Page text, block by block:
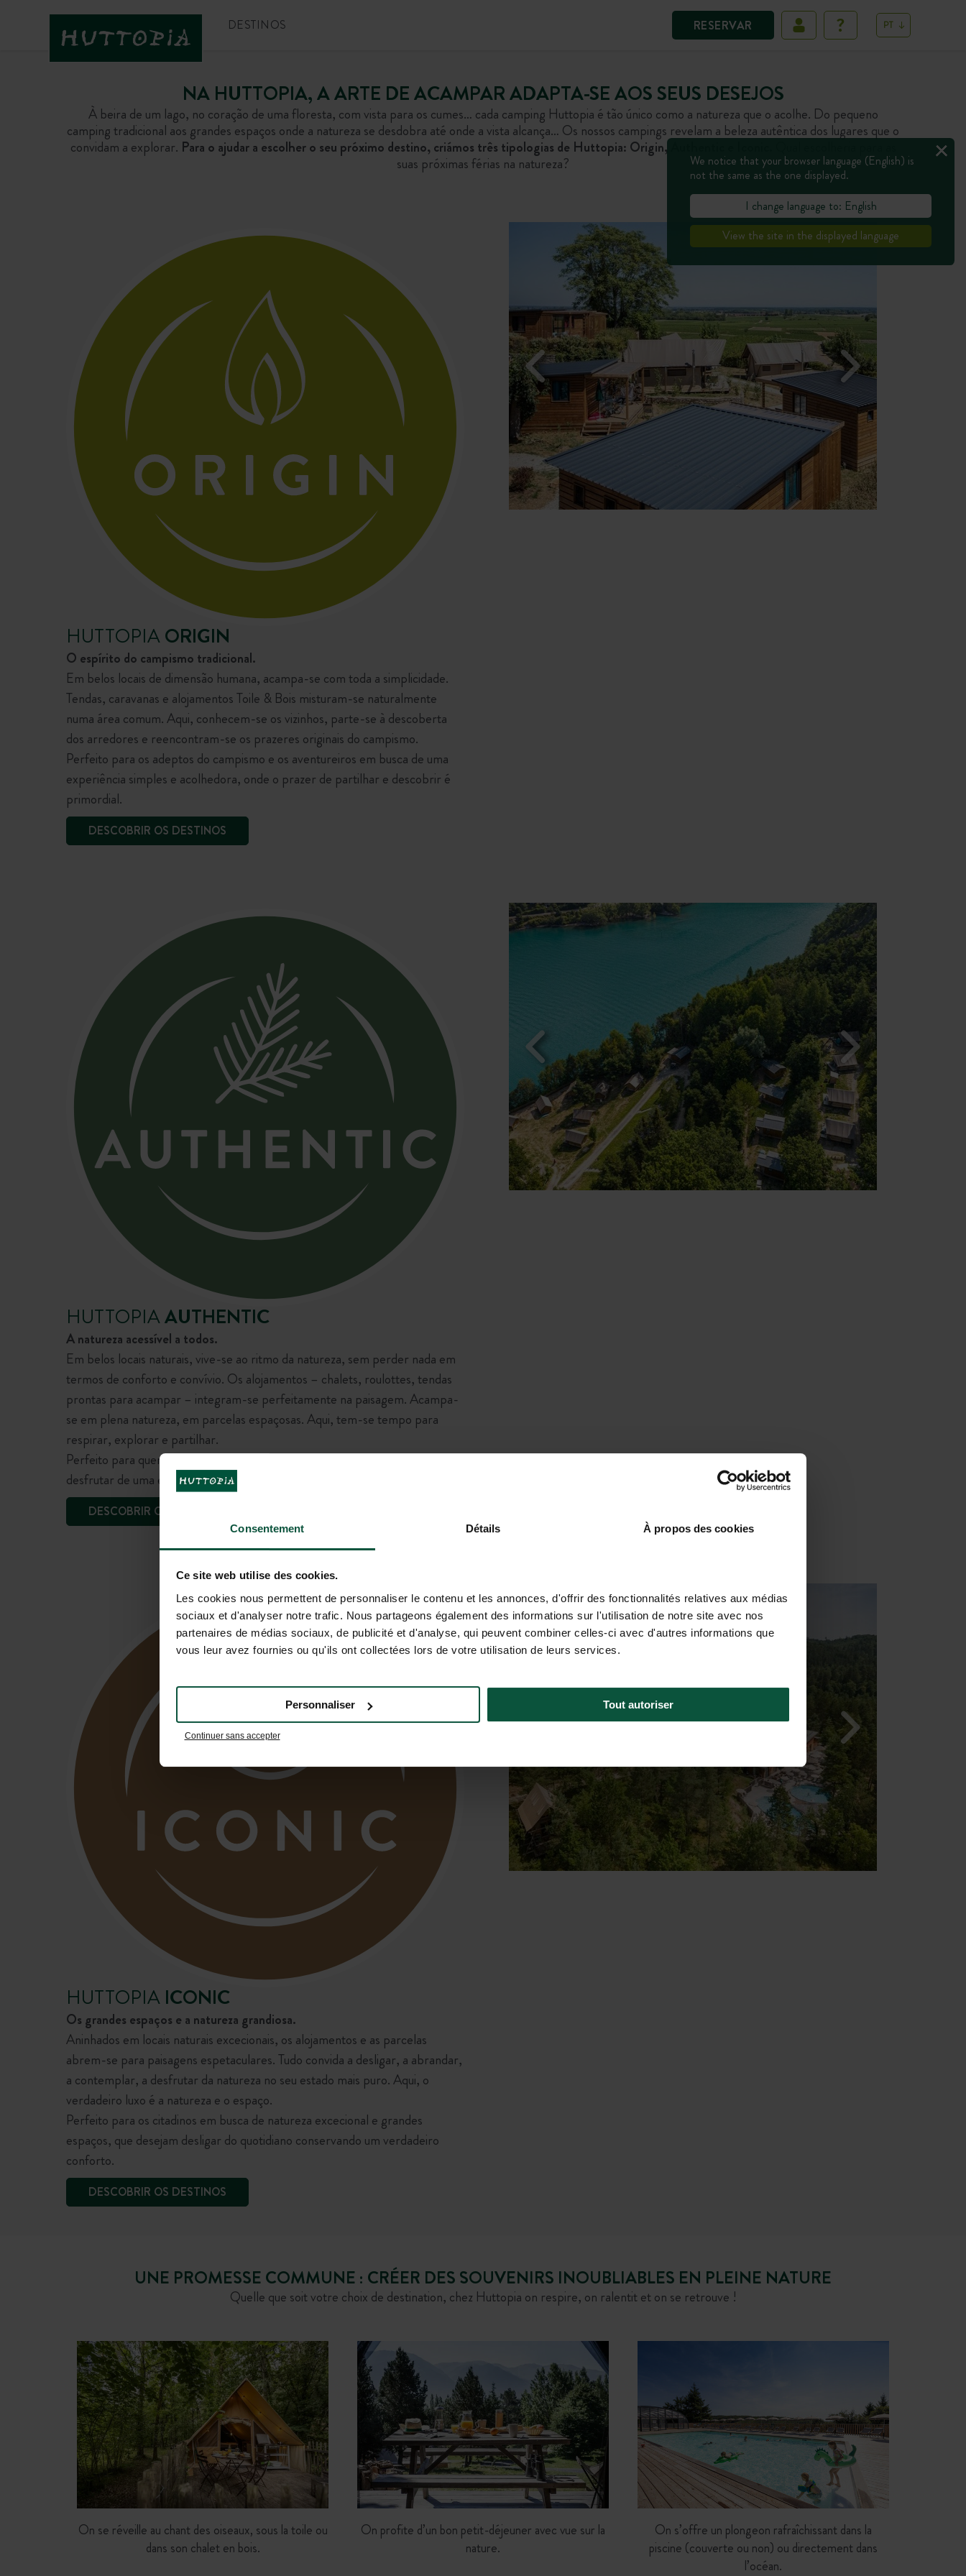
Consentement Détails À propos des cookies
Ce site web utilise des cookies.
Les cookies nous permettent de personnaliser le contenu et les annonces, d'offrir des fonctionnalités relatives aux médias
sociaux et d'analyser notre trafic. Nous partageons également des informations sur l'utilisation de notre site avec nos
partenaires de médias sociaux, de publicité et d'analyse, qui peuvent combiner celles-ci avec d'autres informations que
vous leur avez fournies ou qu'ils ont collectées lors de votre utilisation de leurs services.
Continuer sans accepter
Personnaliser Tout autoriser
RESERVAR
DESTINOS PT
NA HUTTOPIA, A ARTE DE ACAMPAR ADAPTA-SE AOS SEUS DESEJOS
À beira de um lago, no coração de uma floresta, com vista para os cumes… cada camping Huttopia é tão único como a natureza que o acolhe. Do pequeno
camping tradicional aos grandes espaços onde a natureza se desdobra até onde a vista alcança… Os nossos campings revelam a beleza autêntica dos lugares que o
convidam a explorar. Para o ajudar a escolher o seu próximo destino, criámos três tipologias de Huttopia: Origin, Authentic e Iconic.
suas próximas férias na natureza?
HUTTOPIAORIGIN
O espírito do campismo tradicional.
Em belos locais de dimensão humana, acampa-se com toda a simplicidade.
Tendas, caravanas e alojamentos Toile & Bois misturam-se naturalmente
numa área comum. Aqui, conhecem-se os vizinhos, parte-se à descoberta
dos arredores e reencontram-se os prazeres originais do campismo.
Perfeito para os adeptos do campismo e os aventureiros em busca de uma
experiência simples e acolhedora, onde o prazer de partilhar e descobrir é
primordial.
DESCOBRIR OS DESTINOS
HUTTOPIAAUTHENTIC
A natureza acessível a todos.
Em belos locais naturais, vive-se ao ritmo da natureza, sem perder nada em
termos de conforto e convívio. Os alojamentos – chalets, roulottes, tendas
prontas para acampar – integram-se perfeitamente na paisagem. Acampa-
se em plena natureza, em parcelas espaçosas. Aqui, tem-se tempo para
respirar, explorar e partilhar.
Perfeito para quem quer viver plenamente a experiência Huttopia e
desfrutar de uma estadia em plena natureza, sem renunciar ao conforto.
DESCOBRIR OS DESTINOS
HUTTOPIA ICONIC
Os grandes espaços e a natureza grandiosa.
Aninhados em locais naturais excecionais, os alojamentos e as parcelas
abrem-se para paisagens espetaculares. Tudo convida a desligar, a abrandar,
a contemplar, a desfrutar da natureza no seu estado mais puro. Aqui, o
verdadeiro luxo é a natureza e o espaço.
Perfeito para os citadinos em busca de natureza excecional e grandes
espaços, que desejam desligar do quotidiano conservando um verdadeiro
conforto.
DESCOBRIR OS DESTINOS
UNE PROMESSE COMMUNE : CRÉER DES SOUVENIRS INOUBLIABLES EN PLEINE NATURE
Quelle que soit votre choix de destination, chez Huttopia on respire, on ralentit et on se retrouve !
On se réveille au chant des oiseaux, sous la toile ou
dans son chalet en bois.
On profite d’un bon petit-déjeuner avec vue sur la
nature.
On s’offre un plongeon rafraîchissant dans la
piscine (couverte ou non) ou directement dans
l’océan.
We notice that your browser language (English) is
not the same as the one displayed.
I change language to: English
View the site in the displayed language